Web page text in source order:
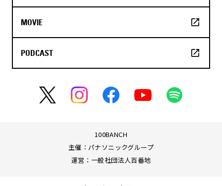
MOVIE
PODCAST
100BANCH
主催：パナソニックグループ
運営：一般社団法人百番地